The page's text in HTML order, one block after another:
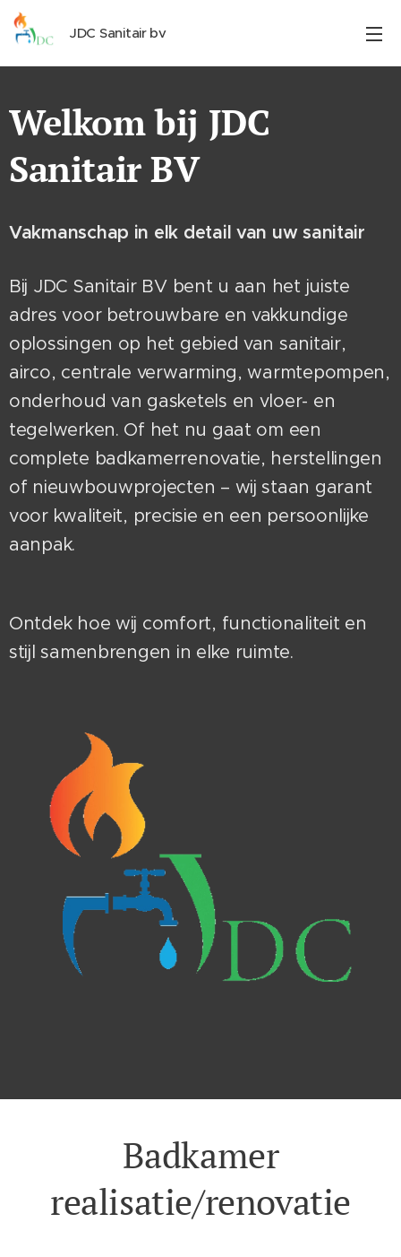
JDC Sanitair bv
Welkom bij JDC
Sanitair BV
Vakmanschap in elk detail van uw sanitair
Bij JDC Sanitair BV bent u aan het juiste
adres voor betrouwbare en vakkundige
oplossingen op het gebied van sanitair,
airco, centrale verwarming, warmtepompen,
onderhoud van gasketels en vloer- en
tegelwerken. Of het nu gaat om een
complete badkamerrenovatie, herstellingen
of nieuwbouwprojecten – wij staan garant
voor kwaliteit, precisie en een persoonlijke
aanpak.
Ontdek hoe wij comfort, functionaliteit en
stijl samenbrengen in elke ruimte.
Badkamer
realisatie/renovatie